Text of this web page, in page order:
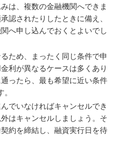
は、複数の金融機関へできま
認されたりしたときに備え、
へ申し込んでおくとよいでし
ため、まったく同じ条件で申
利が異なるケースは多くあり
ったら、最も希望に近い条件
でいなければキャンセルでき
はキャンセルしましょう。そ
約を締結し、融資実行日を待